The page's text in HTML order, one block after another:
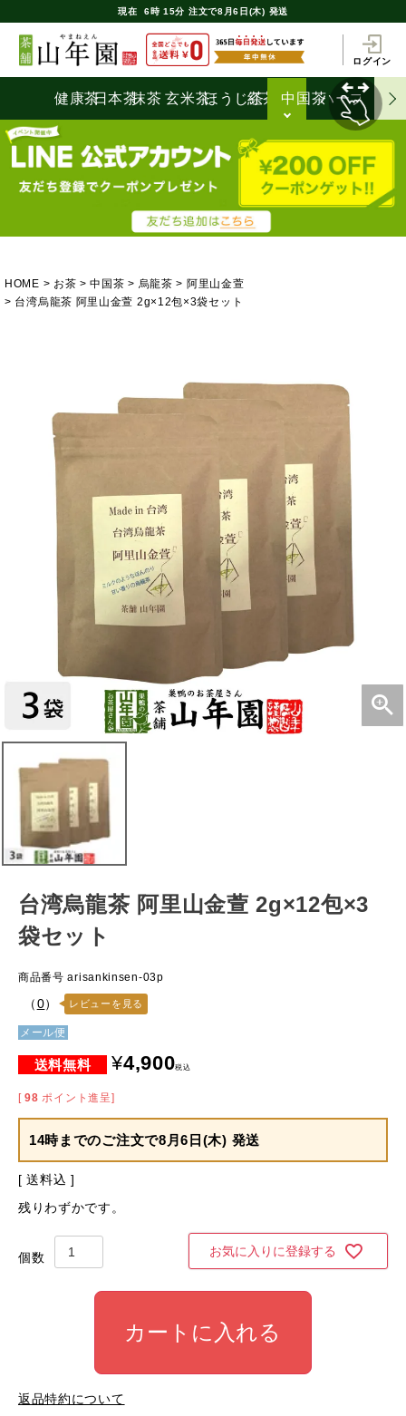
現在 6時 15分 注文で8月6日(木) 発送
ログイン
健康茶日本茶抹茶 玄米茶ほうじ茶
紅茶 中国茶ハーブティ
HOME お茶 中国茶 烏龍茶
阿里山金萱
台湾烏龍茶 阿里山金萱 2g×12包×3袋セット
台湾烏龍茶 阿里山金萱 2g×12包×3
袋セット
商品番号 arisankinsen-03p
（0） レビューを見る
メール便
¥4,900税込
[ 98 ポイント進呈]
14時までのご注文で8月6日(木) 発送
送料込
残りわずかです。
お気に入りに登録する
カートに入れる
返品特約について